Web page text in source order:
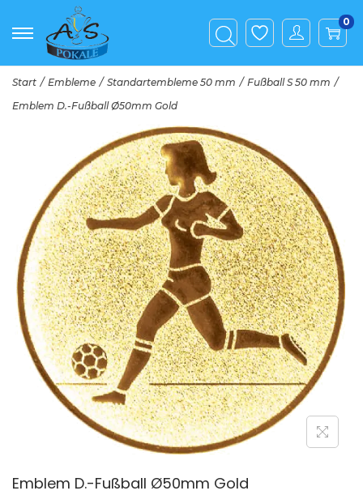
0
Start / Embleme / Standartembleme 50 mm / Fußball S 50 mm /
Emblem D.-Fußball Ø50mm Gold
Emblem D.-Fußball Ø50mm Gold